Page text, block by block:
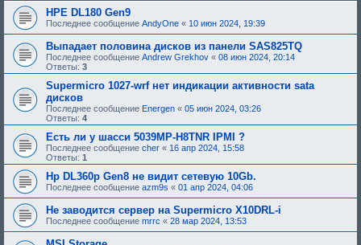
HPE DL180 Gen9
Последнее сообщение AndyOne « 10 июн 2024, 19:39
Выпадает половина дисков из панели SAS825TQ
Последнее сообщение Andrew Grekhov « 08 июн 2024, 20:14
Ответы: 3
Supermicro 1027-wrf нет индикации активности sata
дисков
Последнее сообщение Energen « 05 июн 2024, 03:26
Ответы: 4
Есть ли у шасси 5039MP-H8TNR IPMI ?
Последнее сообщение cher « 16 апр 2024, 15:58
Ответы: 1
Hp DL360p Gen8 не видит сетевую 10Gb.
Последнее сообщение azm9s « 01 апр 2024, 04:06
Не заводится сервер на Supermicro X10DRL-i
Последнее сообщение mrrc « 28 мар 2024, 13:53